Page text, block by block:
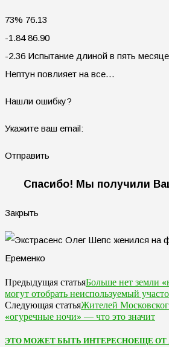
73% 76.13
-1.84 86.90
-2.36 Испытание длиной в пять
Нептун повлияет на все…
Нашли ошибку?
Укажите ваш email:
Отправить
Спасибо! Мы получили
Закрыть
Предыдущая статьяБольше нет земли
могут отобрать неиспользуемый
Следующая статьяЖителей
«огуречные ночи» — что это значит
ЭТО МОЖЕТ БЫТЬ ИНТЕРЕСНОЕЩЕ ОТ